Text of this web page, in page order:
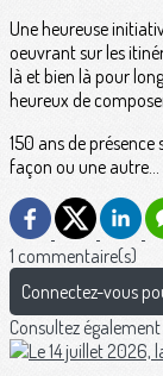
Une heureuse
oeuvrant sur les
là et bien là pour
heureux de
150 ans de
façon ou une autre...
1 commentaire(s)
Connectez-vous
Consultez également